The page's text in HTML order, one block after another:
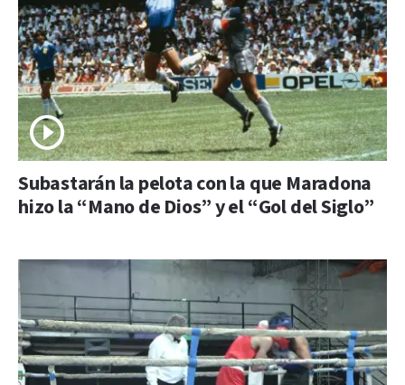
Subastarán la pelota con la que Maradona
hizo la “Mano de Dios” y el “Gol del Siglo”